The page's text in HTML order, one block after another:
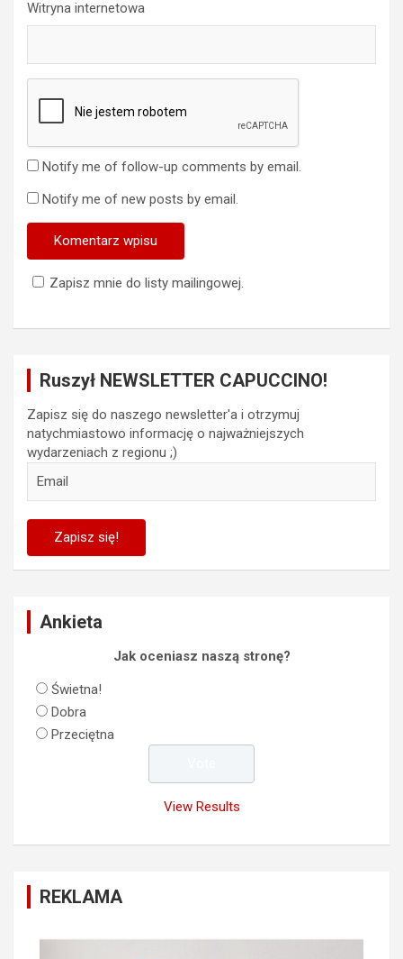
Witryna internetowa
Notify me of follow-up comments by email.
Notify me of new posts by email.
Zapisz mnie do listy mailingowej.
Ruszył NEWSLETTER CAPUCCINO!
Zapisz się do naszego newsletter'a i otrzymuj
natychmiastowo informację o najważniejszych
wydarzeniach z regionu ;)
Ankieta
Jak oceniasz naszą stronę?
Świetna!
Dobra
Przeciętna
View Results
REKLAMA